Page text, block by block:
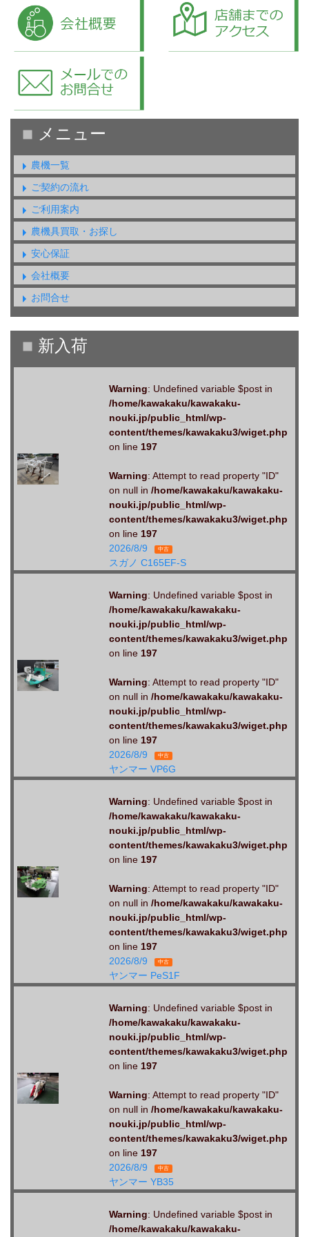
農機一覧
ご契約の流れ
ご利用案内
農機具買取・お探し
安心保証
会社概要
お問合せ
Warning: Undefined variable $post in
/home/kawakaku/kawakaku-
nouki.jp/public_html/wp-
content/themes/kawakaku3/wiget.php
on line 197
Warning: Attempt to read property "ID"
on null in /home/kawakaku/kawakaku-
nouki.jp/public_html/wp-
content/themes/kawakaku3/wiget.php
on line 197
2026/8/9
中古
スガノ C165EF-S
Warning: Undefined variable $post in
/home/kawakaku/kawakaku-
nouki.jp/public_html/wp-
content/themes/kawakaku3/wiget.php
on line 197
Warning: Attempt to read property "ID"
on null in /home/kawakaku/kawakaku-
nouki.jp/public_html/wp-
content/themes/kawakaku3/wiget.php
on line 197
2026/8/9
中古
ヤンマー VP6G
Warning: Undefined variable $post in
/home/kawakaku/kawakaku-
nouki.jp/public_html/wp-
content/themes/kawakaku3/wiget.php
on line 197
Warning: Attempt to read property "ID"
on null in /home/kawakaku/kawakaku-
nouki.jp/public_html/wp-
content/themes/kawakaku3/wiget.php
on line 197
2026/8/9
中古
ヤンマー PeS1F
Warning: Undefined variable $post in
/home/kawakaku/kawakaku-
nouki.jp/public_html/wp-
content/themes/kawakaku3/wiget.php
on line 197
Warning: Attempt to read property "ID"
on null in /home/kawakaku/kawakaku-
nouki.jp/public_html/wp-
content/themes/kawakaku3/wiget.php
on line 197
2026/8/9
中古
ヤンマー YB35
Warning: Undefined variable $post in
/home/kawakaku/kawakaku-